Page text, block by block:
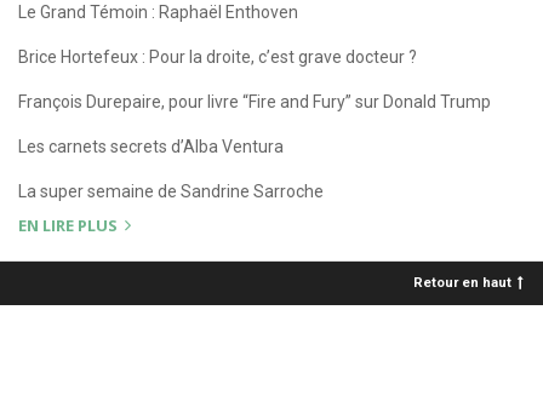
Le Grand Témoin : Raphaël Enthoven
Brice Hortefeux : Pour la droite, c’est grave docteur ?
François Durepaire, pour livre “Fire and Fury” sur Donald Trump
Les carnets secrets d’Alba Ventura
La super semaine de Sandrine Sarroche
EN LIRE PLUS
Retour en haut